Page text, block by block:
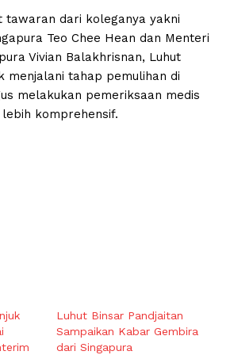
tawaran dari koleganya yakni
Teo Chee Hean dan Menteri
Vivian Balakhrisnan, Luhut
menjalani tahap pemulihan di
melakukan pemeriksaan medis
komprehensif.
Luhut Binsar Pandjaitan
Sampaikan Kabar Gembira
dari Singapura